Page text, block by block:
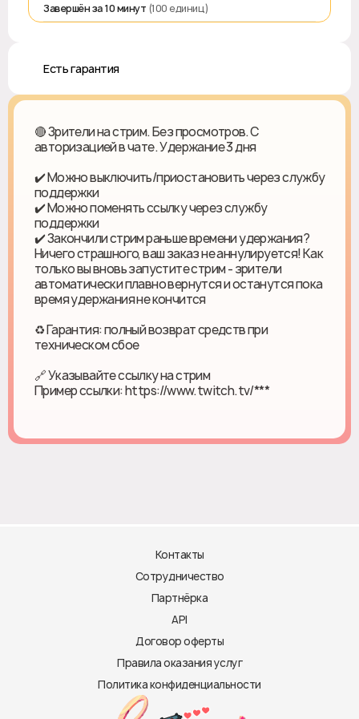
Завершён за 10 минут (100 единиц)
♻️ Есть гарантия
🔴 Зрители на стрим. Без просмотров. С
авторизацией в чате. Удержание 3 дня
✔️ Можно выключить/приостановить через службу
поддержки
✔️ Можно поменять ссылку через службу
поддержки
✔️ Закончили стрим раньше времени удержания?
Ничего страшного, ваш заказ не аннулируется! Как
только вы вновь запустите стрим - зрители
автоматически плавно вернутся и останутся пока
время удержания не кончится
♻ Гарантия: полный возврат средств при
техническом сбое
🔗 Указывайте ссылку на стрим
Пример ссылки: https://www.twitch.tv/***
Контакты
Сотрудничество
Партнёрка
API
Договор оферты
Правила оказания услуг
Политика конфиденциальности